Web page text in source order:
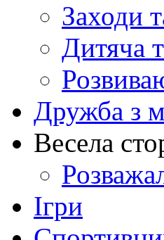
Заходи
Дитяча
Дружба з
Весела
Ігри